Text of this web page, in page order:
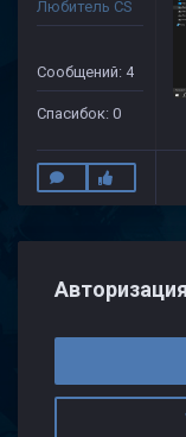
Любитель CS
Сообщений: 4
Спасибок: 0
Авторизация